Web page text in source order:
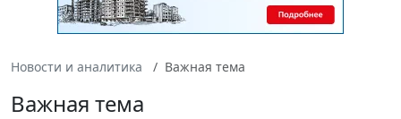
Новости и аналитика Важная тема
Важная тема